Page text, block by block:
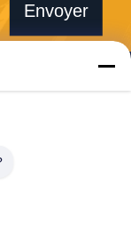
Envoyer